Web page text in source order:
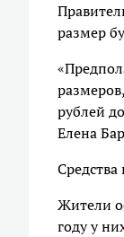
размер
рублей
Елена
Жители
году у